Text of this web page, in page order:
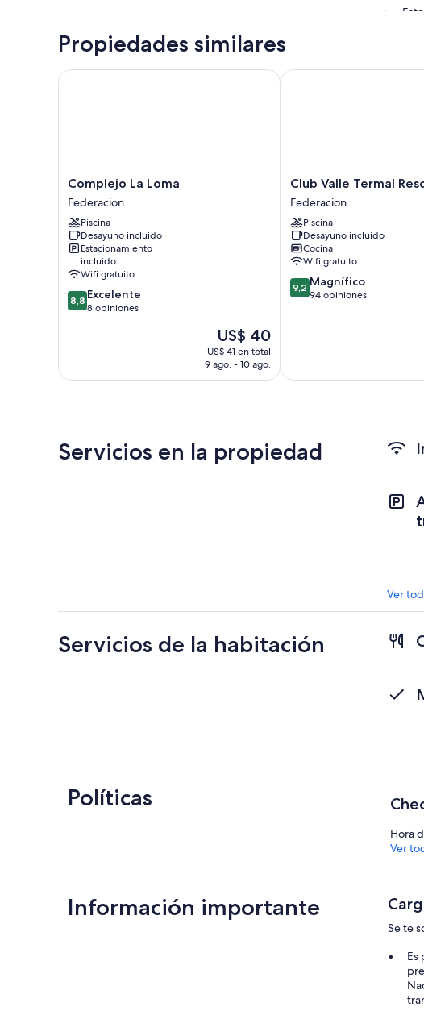
Propiedades similares
Complejo
La
Loma
Federacion
Complejo La Loma
Federacion
Piscina
Desayuno incluido
Estacionamiento
incluido
Wifi gratuito
8.8
de
8,8 Excelente
8 opiniones
El
precio
actual
US$ 40
US$ 41 en total
9 ago. - 10 ago.
Complejo La Loma
Club
Valle
Termal
Resort
Federacion
Club Valle Termal
Federacion
Piscina
Desayuno incluido
Cocina
Wifi gratuito
9.2
de
9,2 Magnífico
94 opiniones
Club Valle Termal Resort
Servicios en la propiedad
Ver
Servicios de la habitación
Políticas
Hora
Ver
Información importante
Se te
Es